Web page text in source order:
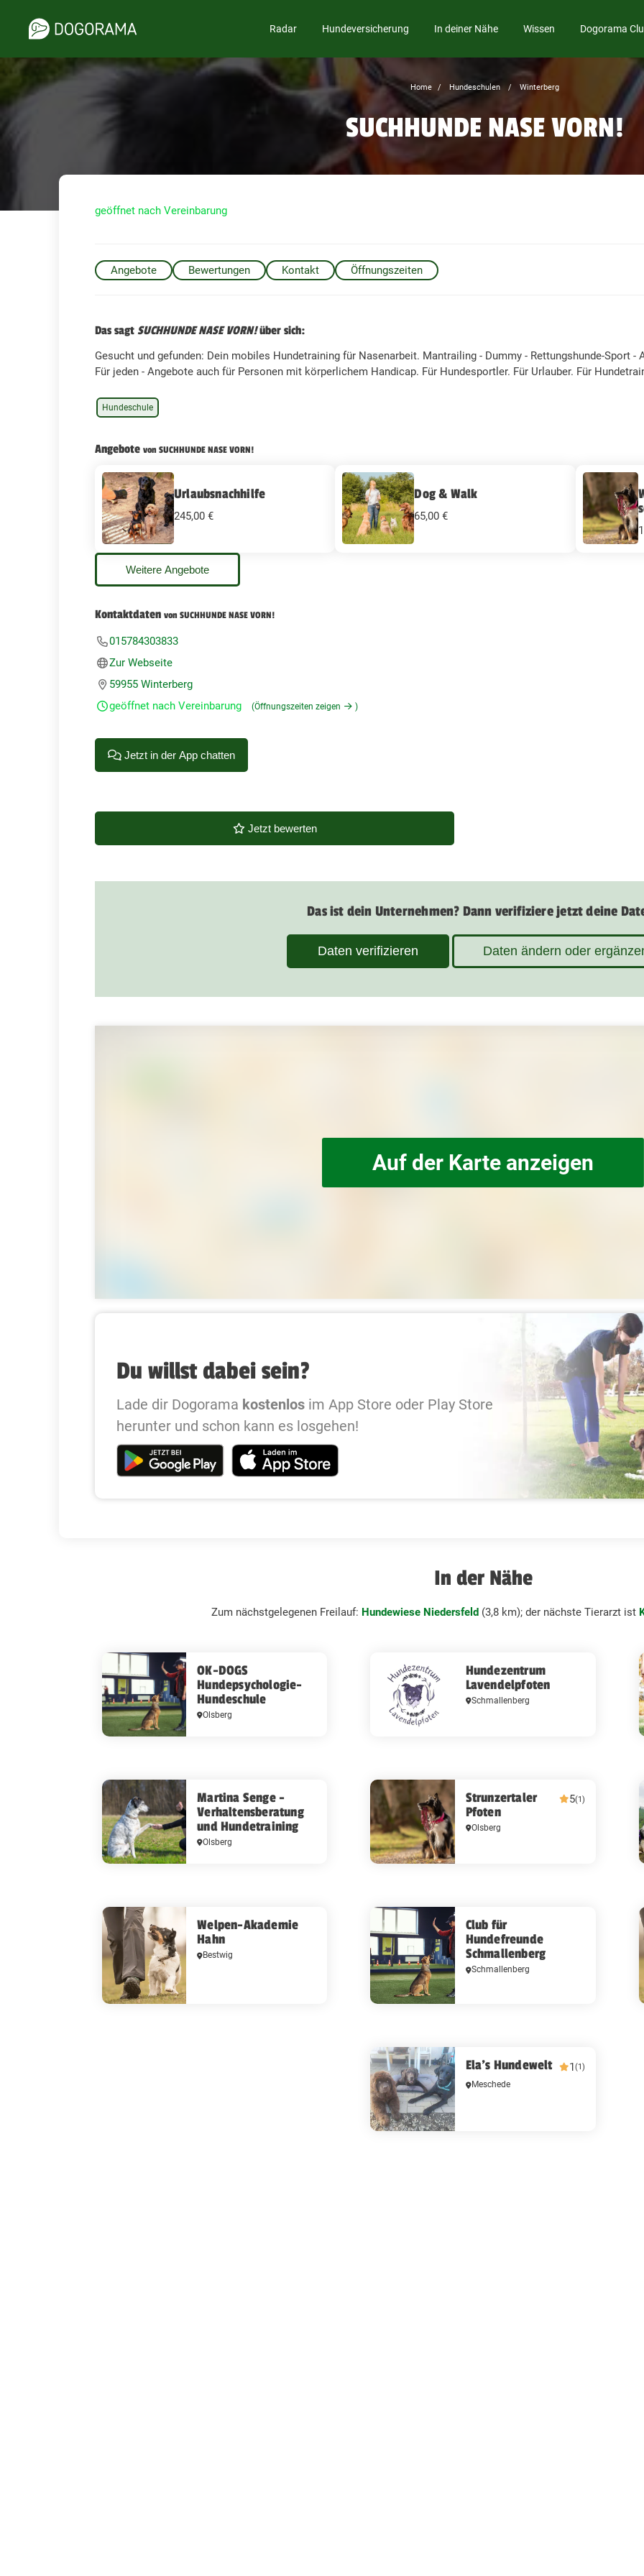
Radar Hundeversicherung In deiner Nähe Wissen Dogorama
Home Hundeschulen Winterberg
SUCHHUNDE NASE VORN!
geöffnet nach Vereinbarung
Angebote Bewertungen Kontakt Öffnungszeiten
Das sagt SUCHHUNDE NASE VORN!über sich:
Gesucht und gefunden: Dein mobiles Hundetraining für Nasenarbeit. Mantrailing - Dummy - Rettungshunde-Sport -
Für jeden - Angebote auch für Personen mit körperlichem Handicap. Für Hundesportler. Für Urlauber. Für
Hundeschule
Angebote von SUCHHUNDE NASE VORN!
Urlaubsnachhilfe
245,00 €
Dog & Walk
65,00 €
Weitere Angebote
Kontaktdaten von SUCHHUNDE NASE VORN!
015784303833
Zur Webseite
59955 Winterberg
geöffnet nach Vereinbarung
(Öffnungszeiten zeigen )
Jetzt in der App chatten
Jetzt bewerten
Das ist dein Unternehmen? Dann verifiziere jetzt deine
Daten verifizieren Daten ändern oder
Auf der Karte anzeigen
Du willst dabei sein?
Lade dir Dogorama kostenlos im App Store oder Play Store
herunter und schon kann es losgehen!
In der Nähe
Zum nächstgelegenen Freilauf: Hundewiese Niedersfeld (3,8 km); der nächste Tierarzt ist
OK-DOGS
Hundepsychologie-
Hundeschule
Olsberg
Hundezentrum
Lavendelpfoten
Schmallenberg
Martina Senge -
Verhaltensberatung
und Hundetraining
Olsberg
Strunzertaler
Pfoten
5(1)
Olsberg
Welpen-Akademie
Hahn
Bestwig
Club für
Hundefreunde
Schmallenberg
Schmallenberg
Ela's Hundewelt 1(1)
Meschede